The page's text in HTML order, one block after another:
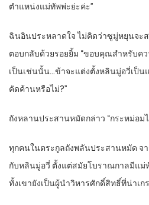
ตำแหน่ง​แม่ทัพ​พ่ะย่ะค่ะ​”
ฉิน​อิน​ประหลาดใจ​ ไม่คิด​ว่า​ซูมู่หยุ​น​จ
ตอบกลับ​ด้วย​รอยยิ้ม​ “ขอบคุณ​สำหรับ​ค
เป็น​เช่นนั้น​…ข้า​จะแต่งตั้ง​หลิน​มู่อวี่​เป็น​
คัดค้าน​หรือไม่​?”
ถังหลาน​ประสาน​หมัด​กล่าว​ “กระหม่อม​
ทุกคน​ในตระกูล​ถังพลัน​ประสาน​หมัด​ จ
กับ​หลิน​มู่อวี่​ ตั้งแต่​สมัย​โบราณกาล​มีแม่
ทั้ง​เขา​ยัง​เป็น​ผู้นำ​วิหาร​ศักดิ์สิทธิ์​ที่​น่าเก